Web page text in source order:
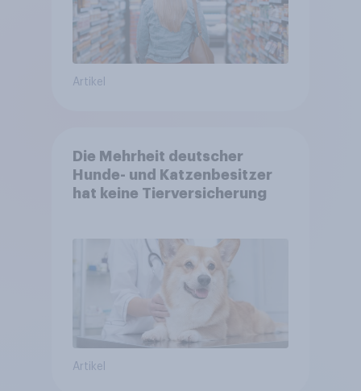
Artikel
Die Mehrheit deutscher
Hunde- und Katzenbesitzer
hat keine Tierversicherung
Artikel